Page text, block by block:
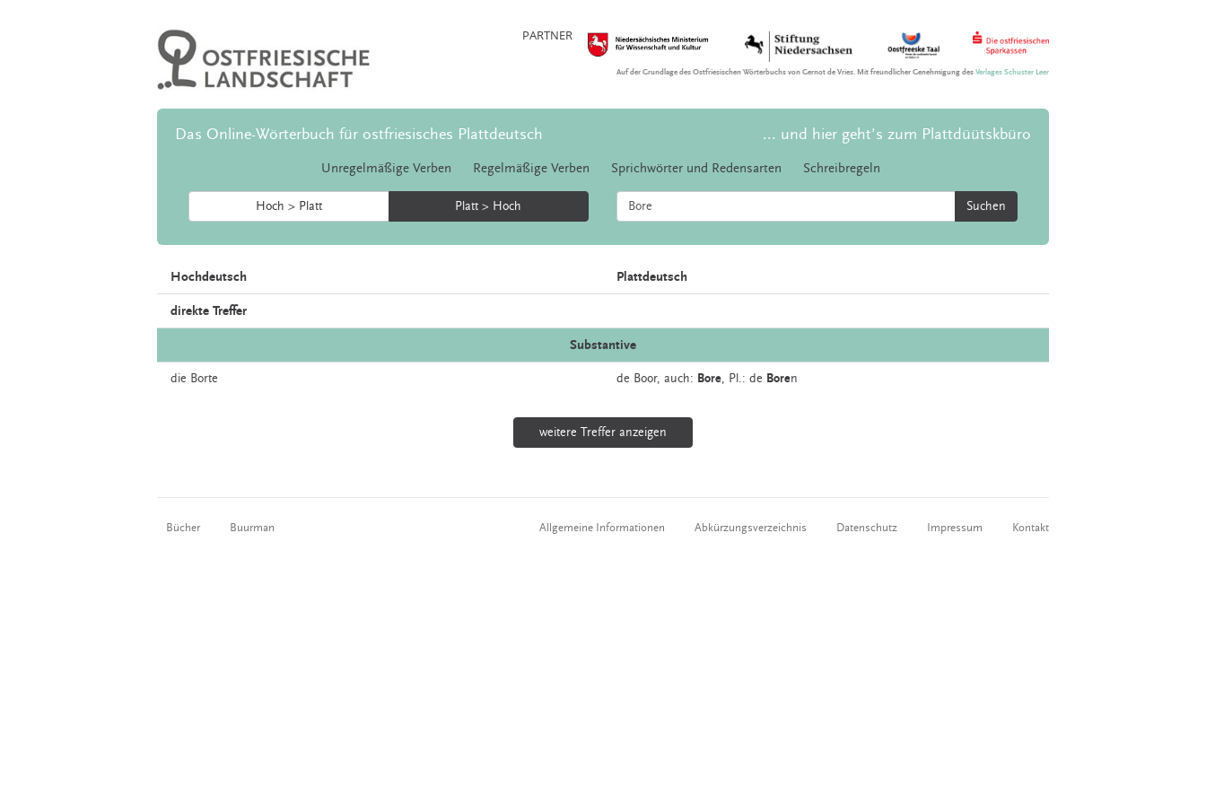
PARTNER
Auf der Grundlage des Ostfriesischen Wörterbuchs von Gernot de Vries. Mit freundlicher Genehmigung desVerlages Schuster Leer
Das Online-Wörterbuch für ostfriesisches Plattdeutsch ... und hier geht's zum Plattdüütskbüro
Unregelmäßige Verben Regelmäßige Verben Sprichwörter und Redensarten Schreibregeln
Hoch > Platt Platt > Hoch Suchen
Hochdeutsch Plattdeutsch
direkte Treffer
Substantive
die Borte de Boor, auch: Bore, Pl.: de Boren
weitere Treffer anzeigen
Bücher Buurman Allgemeine Informationen Abkürzungsverzeichnis Datenschutz Impressum Kontakt